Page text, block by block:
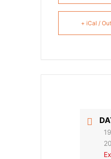
+ iCal /